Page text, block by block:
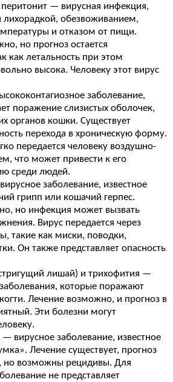
— вирусная инфекция,
обезвоживанием,
и отказом от пищи.
но прогноз остается
как летальность при этом
высока. Человеку этот вирус
заболевание,
поражение слизистых оболочек,
органов кошки. Существует
перехода в хроническую форму.
передается человеку воздушно-
что может привести к его
среди людей.
заболевание, известное
грипп или кошачий герпес.
но инфекция может вызвать
Вирус передается через
такие как миски, поводки,
Он также представляет опасность
лишай) и трихофития —
которые поражают
Лечение возможно, и прогноз в
Эти болезни могут
вирусное заболевание, известное
Лечение существует, прогноз
но возможны рецидивы. Для
не представляет